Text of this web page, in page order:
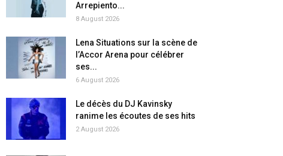
Arrepiento...
8 August 2026
Lena Situations sur la scène de
l’Accor Arena pour célébrer
ses...
6 August 2026
Le décès du DJ Kavinsky
ranime les écoutes de ses hits
2 August 2026